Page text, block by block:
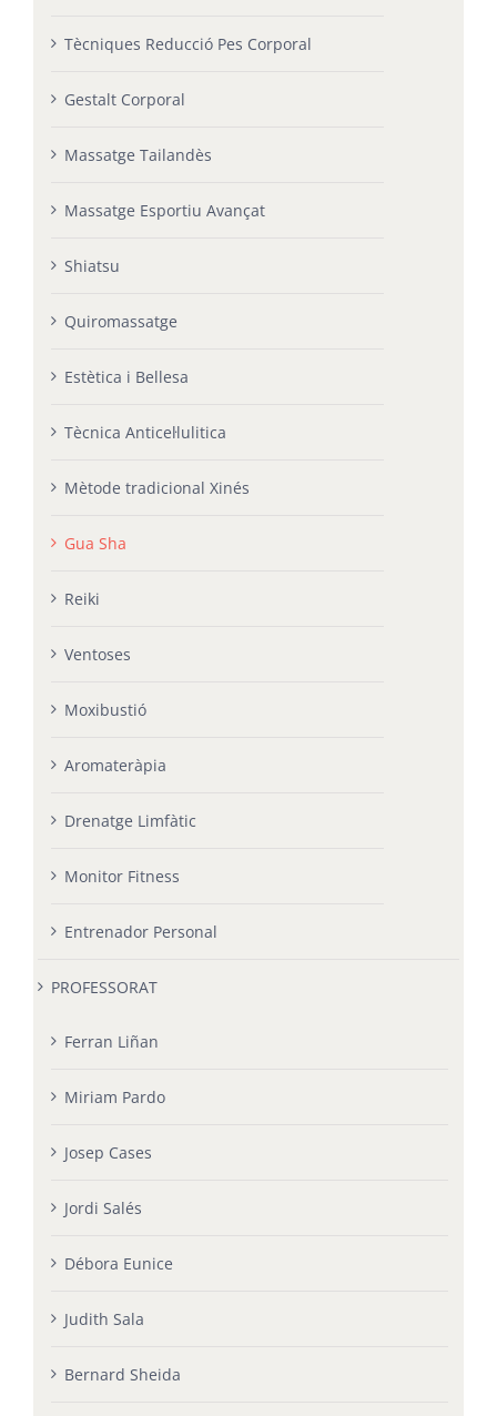
Tècniques Reducció Pes Corporal
Gestalt Corporal
Massatge Tailandès
Massatge Esportiu Avançat
Shiatsu
Quiromassatge
Estètica i Bellesa
Tècnica Anticel·lulitica
Mètode tradicional Xinés
Gua Sha
Reiki
Ventoses
Moxibustió
Aromateràpia
Drenatge Limfàtic
Monitor Fitness
Entrenador Personal
PROFESSORAT
Ferran Liñan
Miriam Pardo
Josep Cases
Jordi Salés
Débora Eunice
Judith Sala
Bernard Sheida